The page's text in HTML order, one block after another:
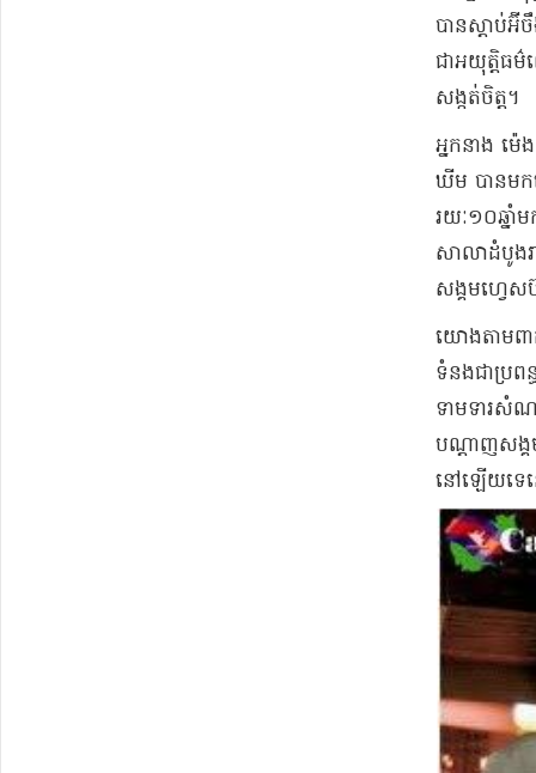
បាន​ស្ដាប់​
ជា​អយុត្តិធម៌​
សង្កត់ចិត្ត​។​
អ្នកនាង ម៉
ឃីម បានមក​
រយៈ​១០​ឆ្នាំ​
សាលាដំបូង​រ
សង្គម​ហ្វេ​
យោងតាម​ព
ទំនងជា​ប្រព
ទាមទារ​សំ
បណ្តាញ​សង្គ
នៅឡើយ​ទេន